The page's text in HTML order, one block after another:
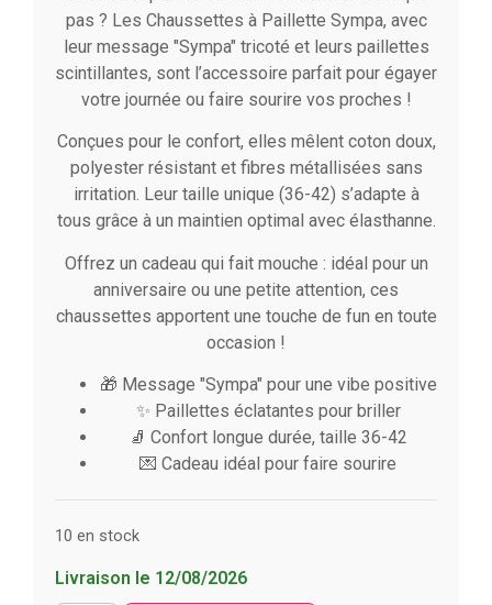
pas ? Les Chaussettes à Paillette Sympa, avec
leur message "Sympa" tricoté et leurs paillettes
scintillantes, sont l’accessoire parfait pour égayer
votre journée ou faire sourire vos proches !
Conçues pour le confort, elles mêlent coton doux,
polyester résistant et fibres métallisées sans
irritation. Leur taille unique (36-42) s’adapte à
tous grâce à un maintien optimal avec élasthanne.
Offrez un cadeau qui fait mouche : idéal pour un
anniversaire ou une petite attention, ces
chaussettes apportent une touche de fun en toute
occasion !
🎁 Message "Sympa" pour une vibe positive
✨ Paillettes éclatantes pour briller
🧦 Confort longue durée, taille 36-42
💌 Cadeau idéal pour faire sourire
10 en stock
Livraison le 12/08/2026